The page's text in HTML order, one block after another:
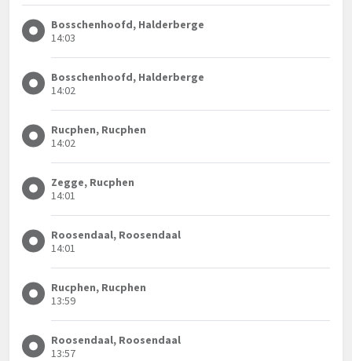
Bosschenhoofd, Halderberge
14:03
Bosschenhoofd, Halderberge
14:02
Rucphen, Rucphen
14:02
Zegge, Rucphen
14:01
Roosendaal, Roosendaal
14:01
Rucphen, Rucphen
13:59
Roosendaal, Roosendaal
13:57